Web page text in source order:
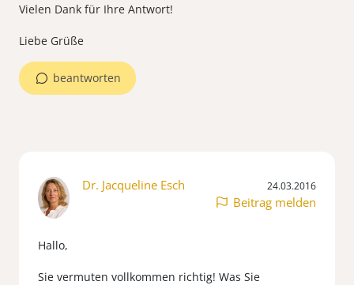
Vielen Dank für Ihre Antwort!
Liebe Grüße
beantworten
Dr. Jacqueline Esch 24.03.2016
Beitrag melden
Hallo,
Sie vermuten vollkommen richtig! Was Sie